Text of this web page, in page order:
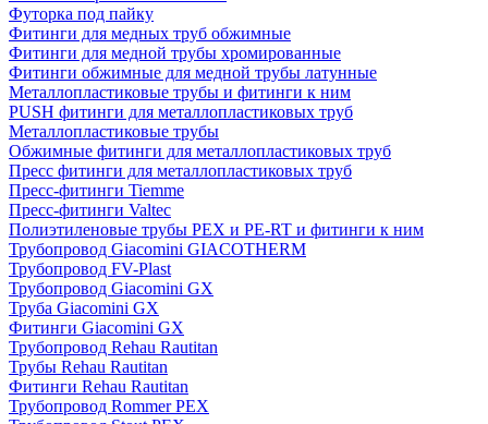
Футорка под пайку
Фитинги для медных труб обжимные
Фитинги для медной трубы хромированные
Фитинги обжимные для медной трубы латунные
Металлопластиковые трубы и фитинги к ним
PUSH фитинги для металлопластиковых труб
Металлопластиковые трубы
Обжимные фитинги для металлопластиковых труб
Пресс фитинги для металлопластиковых труб
Пресс-фитинги Tiemme
Пресс-фитинги Valtec
Полиэтиленовые трубы PEX и PE-RT и фитинги к ним
Трубопровод Giacomini GIACOTHERM
Трубопровод FV-Plast
Трубопровод Giacomini GX
Труба Giacomini GX
Фитинги Giacomini GX
Трубопровод Rehau Rautitan
Трубы Rehau Rautitan
Фитинги Rehau Rautitan
Трубопровод Rommer PEX